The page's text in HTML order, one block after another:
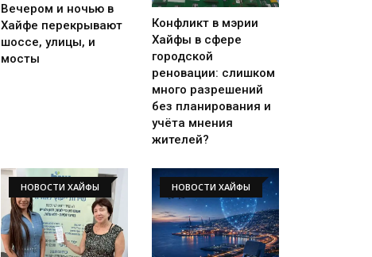
Вечером и ночью в
Хайфе перекрывают
шоссе, улицы, и
мосты
Конфликт в мэрии
Хайфы в сфере
городской
реновации: слишком
много разрешений
без планирования и
учёта мнения
жителей?
НОВОСТИ ХАЙФЫ НОВОСТИ ХАЙФЫ